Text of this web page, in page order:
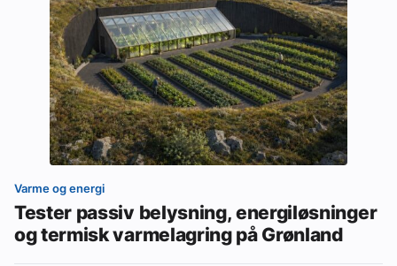
Varme og energi
Tester passiv belysning, energiløsninger
og termisk varmelagring på Grønland